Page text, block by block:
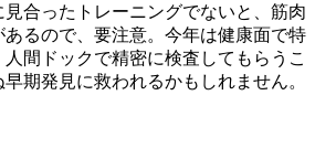
合ったトレーニングでないと、筋肉
るので、要注意。今年は健康面で特
間ドックで精密に検査してもらうこ
期発見に救われるかもしれません。